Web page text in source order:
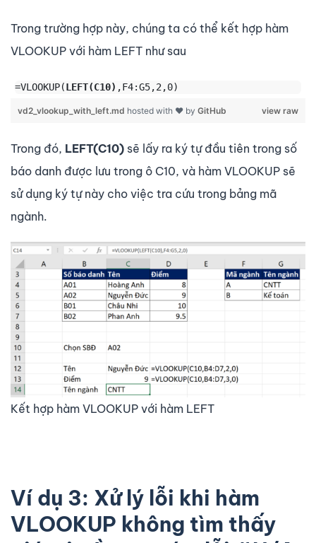
Trong trường hợp này, chúng ta có thể kết hợp hàm
VLOOKUP với hàm LEFT như sau
=VLOOKUP(LEFT(C10)
view raw
vd2_vlookup_with_left.md hosted with ❤ by GitHub
Trong đó, LEFT(C10) sẽ lấy ra ký tự đầu tiên trong số
báo danh được lưu trong ô C10, và hàm VLOOKUP sẽ
sử dụng ký tự này cho việc tra cứu trong bảng mã
ngành.
Kết hợp hàm VLOOKUP với hàm LEFT
Ví dụ 3: Xử lý lỗi khi hàm
VLOOKUP không tìm thấy